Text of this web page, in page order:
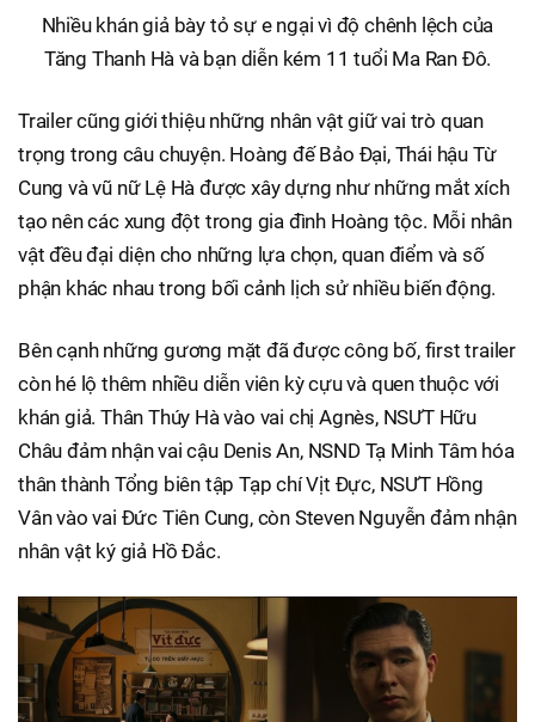
Nhiều khán giả bày tỏ sự e ngại vì độ chênh lệch của
Tăng Thanh Hà và bạn diễn kém 11 tuổi Ma Ran Đô.
Trailer cũng giới thiệu những nhân vật giữ vai trò quan
trọng trong câu chuyện. Hoàng đế Bảo Đại, Thái hậu Từ
Cung và vũ nữ Lệ Hà được xây dựng như những mắt xích
tạo nên các xung đột trong gia đình Hoàng tộc. Mỗi nhân
vật đều đại diện cho những lựa chọn, quan điểm và số
phận khác nhau trong bối cảnh lịch sử nhiều biến động.
Bên cạnh những gương mặt đã được công bố, first trailer
còn hé lộ thêm nhiều diễn viên kỳ cựu và quen thuộc với
khán giả. Thân Thúy Hà vào vai chị Agnès, NSƯT Hữu
Châu đảm nhận vai cậu Denis An, NSND Tạ Minh Tâm hóa
thân thành Tổng biên tập Tạp chí Vịt Đực, NSƯT Hồng
Vân vào vai Đức Tiên Cung, còn Steven Nguyễn đảm nhận
nhân vật ký giả Hồ Đắc.